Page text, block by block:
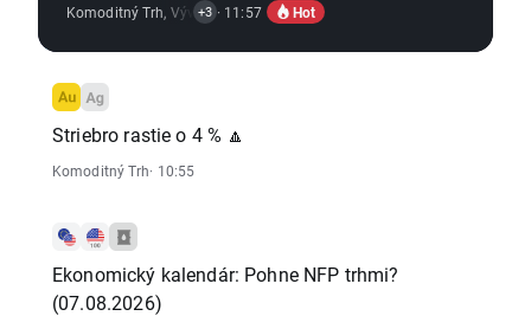
Komoditný Trh, Vývoj Indexov,Ekonomické Reporty
+3 · 11:57 Hot
Striebro rastie o 4 % 🔼
Komoditný Trh· 10:55
Ekonomický kalendár: Pohne NFP trhmi?
(07.08.2026)